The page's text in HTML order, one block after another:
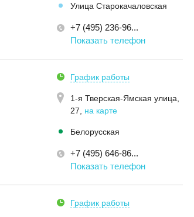
Улица Старокачаловская
+7 (495) 236-96...
Показать телефон
График работы
1-я Тверская-Ямская улица,
27
на карте
Белорусская
+7 (495) 646-86...
Показать телефон
График работы